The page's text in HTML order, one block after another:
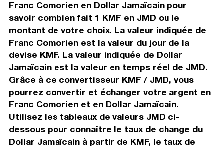
Franc Comorien en Dollar Jamaïcain pour
savoir combien fait 1 KMF en JMD ou le
montant de votre choix. La valeur indiquée de
Franc Comorien est la valeur du jour de la
devise KMF. La valeur indiquée de Dollar
Jamaïcain est la valeur en temps réel de JMD.
Grâce à ce convertisseur KMF / JMD, vous
pourrez convertir et échanger votre argent en
Franc Comorien et en Dollar Jamaïcain.
Utilisez les tableaux de valeurs JMD ci-
dessous pour connaître le taux de change du
Dollar Jamaïcain à partir de KMF, le taux de